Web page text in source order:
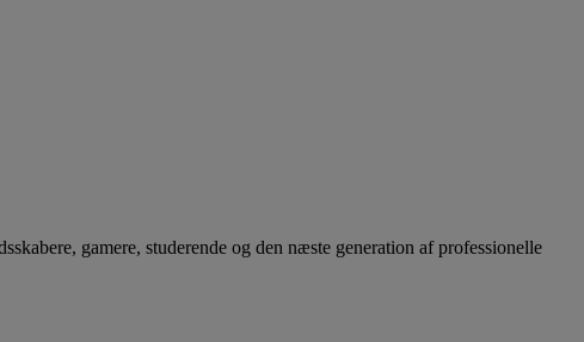
gamere, studerende og den næste generation af professionelle